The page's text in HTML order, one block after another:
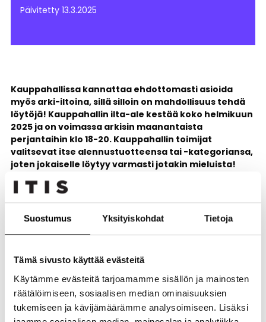
Suostumus Yksityiskohdat Tietoja
Tämä sivusto käyttää evästeitä
Käytämme evästeitä tarjoamamme sisällön ja mainosten
räätälöimiseen, sosiaalisen median ominaisuuksien
tukemiseen ja kävijämäärämme analysoimiseen. Lisäksi
Päivitetty 13.3.2025
Kauppahallissa kannattaa ehdottomasti asioida
myös arki-iltoina, sillä silloin on mahdollisuus tehdä
löytöjä! Kauppahallin ilta-ale kestää koko helmikuun
2025 ja on voimassa arkisin maanantaista
perjantaihin klo 18-20. Kauppahallin toimijat
valitsevat itse alennustuotteensa tai -kategoriansa,
joten jokaiselle löytyy varmasti jotakin mieluista!
Kauppahallin Ilta-Ale on täydellinen tilaisuus nauttia
monipuolisesta tarjonnasta ja kokeilla jotain uutta
ale tarjouksia, tee löytöjä ja nauti rennosta ilmapiiristä
after work hengessä!
Ilta-Ale pähkinänkuoressa
Arkisin maanantaista perjantaihin klo 18–20 helmikuun
2025 loppuun asti